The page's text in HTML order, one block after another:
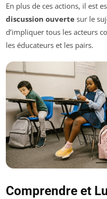
En plus de ces actions, il est
discussion ouverte sur le
d’impliquer tous les acteurs
les éducateurs et les pairs.
Comprendre et